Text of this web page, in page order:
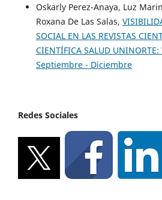
Oskarly Perez-Anaya, Luz
Roxana De Las Salas,
SOCIAL EN LAS REVISTAS
CIENTÍFICA SALUD
Septiembre - Diciembre
Redes Sociales